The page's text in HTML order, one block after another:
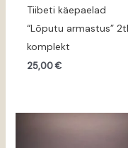
Tiibeti käepaelad
“Lõputu armastus”
komplekt
25,00€